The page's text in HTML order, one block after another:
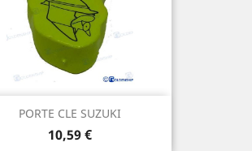
PORTE CLE SUZUKI
Prix
10,59 €